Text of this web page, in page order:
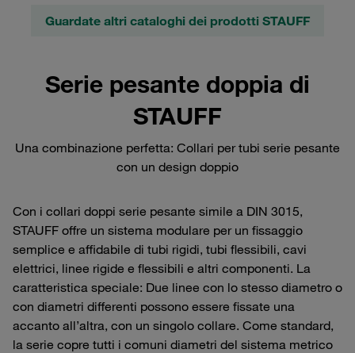
Guardate altri cataloghi dei prodotti STAUFF
Serie pesante doppia di
STAUFF
Una combinazione perfetta: Collari per tubi serie pesante
con un design doppio
Con i collari doppi serie pesante simile a DIN 3015,
STAUFF offre un sistema modulare per un fissaggio
semplice e affidabile di tubi rigidi, tubi flessibili, cavi
elettrici, linee rigide e flessibili e altri componenti. La
caratteristica speciale: Due linee con lo stesso diametro o
con diametri differenti possono essere fissate una
accanto all’altra, con un singolo collare. Come standard,
la serie copre tutti i comuni diametri del sistema metrico